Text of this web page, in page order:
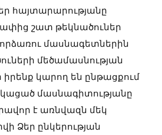
հայտարարությանը
շատ թեկնածուներ
մասնագետներին
մեծամասնության
իրենք կարող են ընթացքում
մասնագիտությանը
է առնվազն մեկ
Ձեր ընկերության